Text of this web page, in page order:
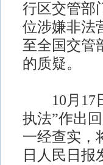
行区交管部
位涉嫌非法
至全国交管
的质疑。
10月17日
执法”作出
一经查实，
日人民日报